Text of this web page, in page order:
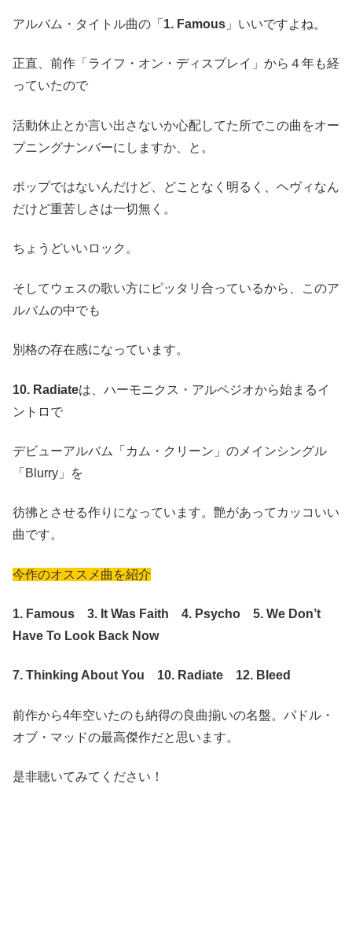
アルバム・タイトル曲の「 1. Famous 」いいですよね。
正直、前作「ライフ・オン・ディスプレイ」から４年も経
っていたので
活動休止とか言い出さないか心配してた所でこの曲をオー
プニングナンバーにしますか、と。
ポップではないんだけど、どことなく明るく、ヘヴィなん
だけど重苦しさは一切無く。
ちょうどいいロック。
そしてウェスの歌い方にピッタリ合っているから、このア
ルバムの中でも
別格の存在感になっています。
10. Radiateは、ハーモニクス・アルペジオから始まるイ
ントロで
デビューアルバム「カム・クリーン」のメインシングル
「Blurry」を
彷彿とさせる作りになっています。艶があってカッコいい
曲です。
今作のオススメ曲を紹介
1. Famous 3. It Was Faith 4. Psycho 5. We Don’t
Have To Look Back Now
7. Thinking About You 10. Radiate 12. Bleed
前作から4年空いたのも納得の良曲揃いの名盤。パドル・
オブ・マッドの最高傑作だと思います。
是非聴いてみてください！